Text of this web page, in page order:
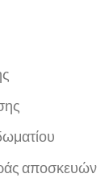
αποσκευών